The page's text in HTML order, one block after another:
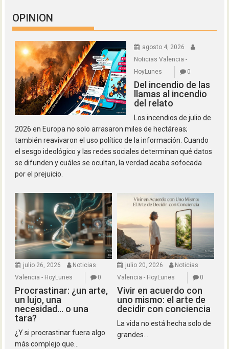
OPINION
agosto 4, 2026
Noticias Valencia -
HoyLunes
0
Del incendio de las
llamas al incendio
del relato
Los incendios de julio de
2026 en Europa no solo arrasaron miles de hectáreas;
también reavivaron el uso político de la información. Cuando
el sesgo ideológico y las redes sociales determinan qué datos
se difunden y cuáles se ocultan, la verdad acaba sofocada
por el prejuicio.
julio 26, 2026
Noticias
Valencia - HoyLunes
0
Procrastinar: ¿un arte,
un lujo, una
necesidad… o una
tara?
¿Y si procrastinar fuera algo
más complejo que...
julio 20, 2026
Noticias
Valencia - HoyLunes
0
Vivir en acuerdo con
uno mismo: el arte de
decidir con conciencia
La vida no está hecha solo de
grandes...